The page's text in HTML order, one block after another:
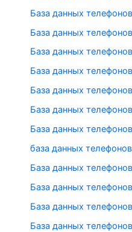
База данных
База данных
База данных
База данных
База данных
База данных
База данных
база данных
База данных
База данных
База данных
База данных